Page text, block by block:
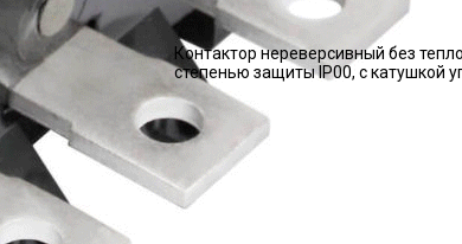
Контактор нереверсивный без
степенью защиты IP00, с катушкой